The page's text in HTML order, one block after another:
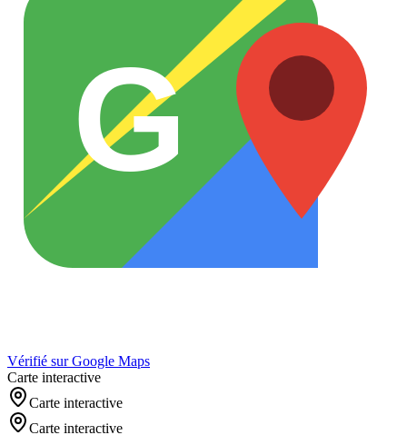
G
Vérifié sur Google Maps
Carte interactive
Carte interactive
Carte interactive